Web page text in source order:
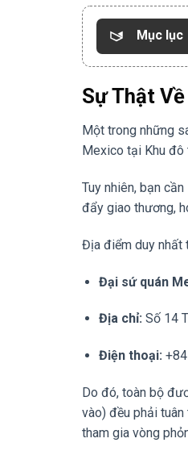
Mục lục
Sự Thật
Một trong những
Mexico tại Khu đô
Tuy nhiên, bạn
đẩy giao thương,
Địa điểm duy nhất
Đại sứ quán
Địa chỉ: Số 14
Điện thoại:
Do đó, toàn bộ
vào) đều phải
tham gia vòng